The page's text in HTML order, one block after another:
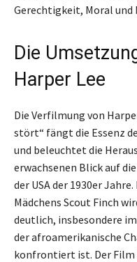
Gerechtigkeit, Moral
Die
Harper Lee
Die Verfilmung von
stört“ fängt die Essenz
und beleuchtet die
erwachsenen Blick auf
der USA der 1930er
Mädchens Scout Finch
deutlich, insbesondere
der afroamerikanische
konfrontiert ist. Der